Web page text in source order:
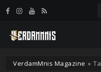
VerdamMnis Magazine »
Panneau de gestion des